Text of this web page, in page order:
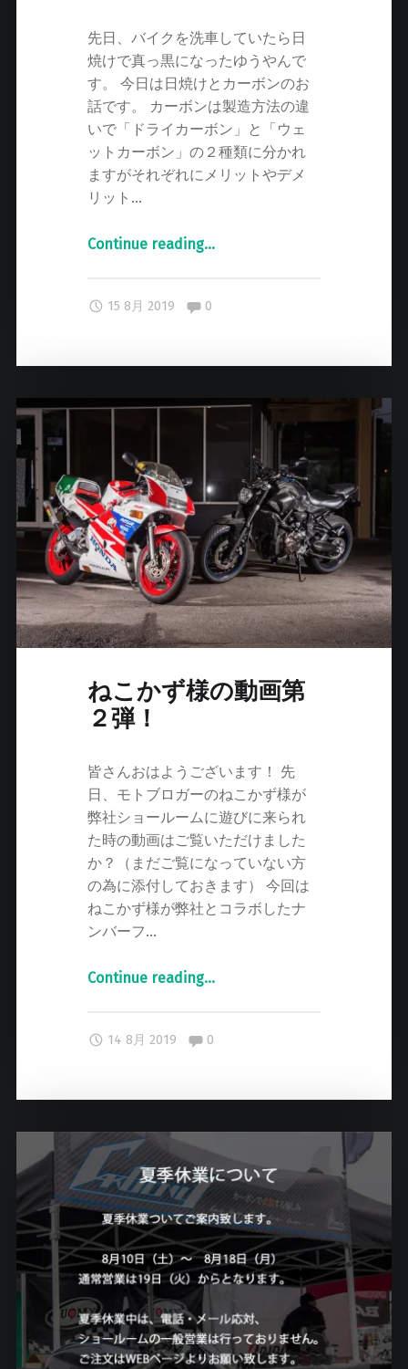
先日、バイクを洗車していたら日
焼けで真っ黒になったゆうやんで
す。 今日は日焼けとカーボンのお
話です。 カーボンは製造方法の違
いで「ドライカーボン」と「ウェ
ットカーボン」の２種類に分かれ
ますがそれぞれにメリットやデメ
リット…
Continue reading"
紫
策
で
す
か
？
"
…
15 8月 2019 Comments:
0
ねこかず様の動画第
２弾！
皆さんおはようございます！ 先
日、モトブロガーのねこかず様が
弊社ショールームに遊びに来られ
た時の動画はご覧いただけました
か？（まだご覧になっていない方
の為に添付しておきます） 今回は
ねこかず様が弊社とコラボしたナ
ンバーフ…
Continue reading"
か
第
２
弾
！
"
…
14 8月 2019 Comments:
0